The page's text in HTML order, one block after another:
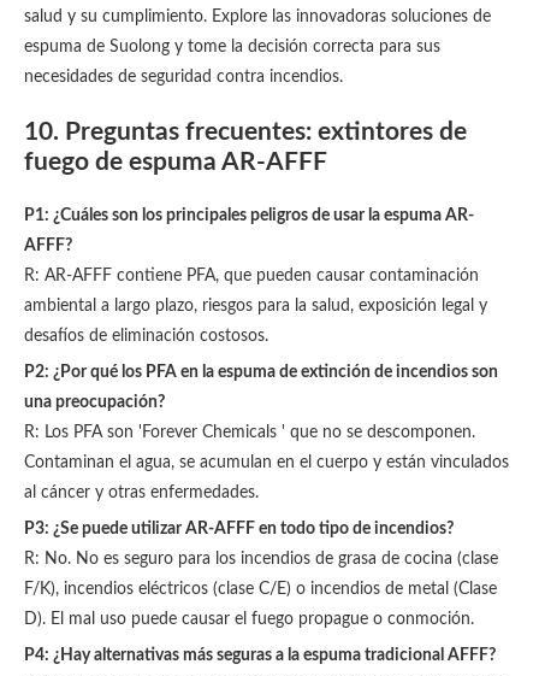
salud y su cumplimiento. Explore las innovadoras soluciones de
espuma de Suolong y tome la decisión correcta para sus
necesidades de seguridad contra incendios.
10. Preguntas frecuentes: extintores de
fuego de espuma AR-AFFF
P1: ¿Cuáles son los principales peligros de usar la espuma AR-
AFFF?
R: AR-AFFF contiene PFA, que pueden causar contaminación
ambiental a largo plazo, riesgos para la salud, exposición legal y
desafíos de eliminación costosos.
P2: ¿Por qué los PFA en la espuma de extinción de incendios son
una preocupación?
R: Los PFA son 'Forever Chemicals ' que no se descomponen.
Contaminan el agua, se acumulan en el cuerpo y están vinculados
al cáncer y otras enfermedades.
P3: ¿Se puede utilizar AR-AFFF en todo tipo de incendios?
R: No. No es seguro para los incendios de grasa de cocina (clase
F/K), incendios eléctricos (clase C/E) o incendios de metal (Clase
D). El mal uso puede causar el fuego propague o conmoción.
P4: ¿Hay alternativas más seguras a la espuma tradicional AFFF?